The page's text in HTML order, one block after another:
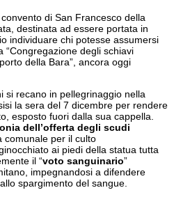
di San Francesco della
destinata ad essere portata in
individuare chi potesse assumersi
“Congregazione degli schiavi
della Bara”, ancora oggi
si recano in pellegrinaggio nella
la sera del 7 dicembre per rendere
esposto fuori dalla sua cappella.
dell’offerta degli scudi
comunale per il culto
ai piedi della statua tutta
il “voto sanguinario”
impegnandosi a difendere
spargimento del sangue.